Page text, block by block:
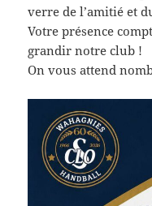
verre de l’amitié et
Votre présence
grandir notre club !
On vous attend